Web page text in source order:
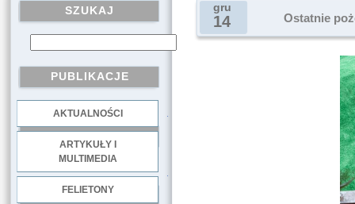
SZUKAJ
PUBLIKACJE
AKTUALNOŚCI
ARTYKUŁY I
MULTIMEDIA
FELIETONY
gru
14 Ostatnie